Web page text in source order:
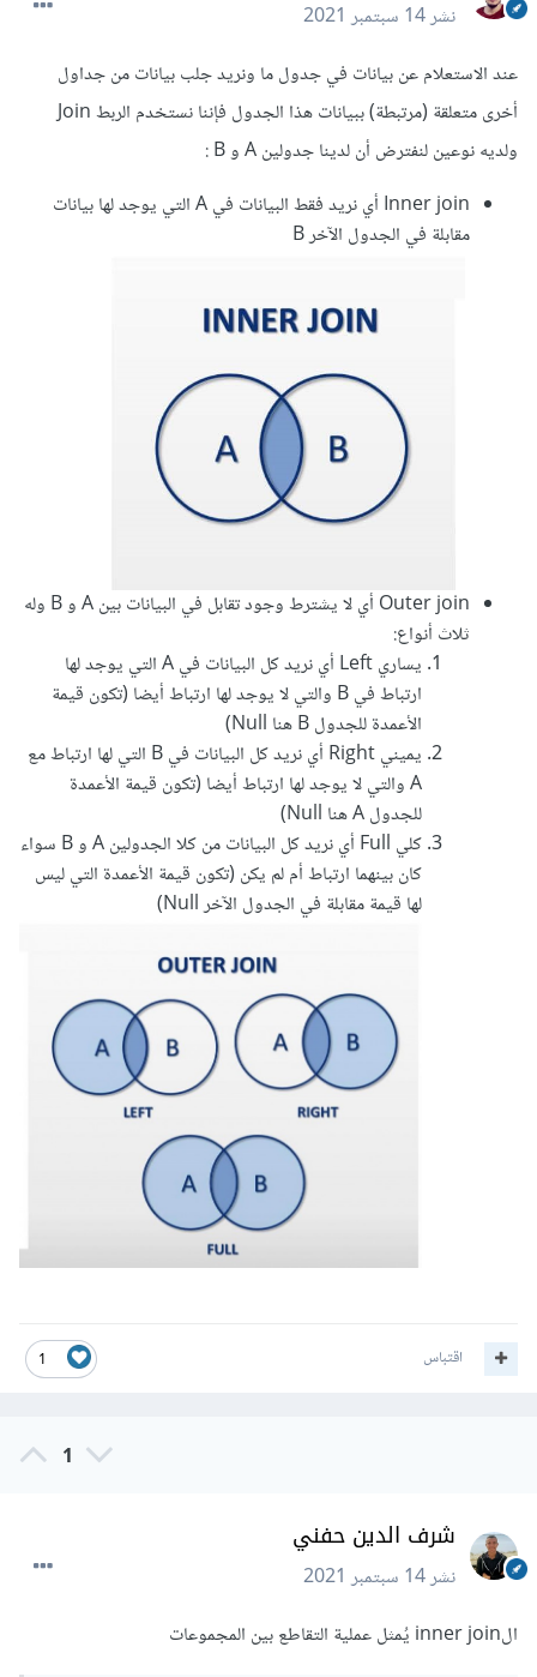
نشر14 سبتمبر 2021
عند الاستعلام عن بيانات في جدول ما ونريد جلب بيانات من جداول
أخرى متعلقة (مرتبطة) ببيانات هذا الجدول فإننا نستخدم الربط Join
ولديه نوعين لنفترض أن لدينا جدولين A و B :
Inner join أي نريد فقط البيانات في A التي يوجد لها بيانات
مقابلة في الجدول الآخر B
Outer join أي لا يشترط وجود تقابل في البيانات بين A و B وله
ثلاث أنواع:
يساري Left أي نريد كل البيانات في A التي يوجد لها
ارتباط في B والتي لا يوجد لها ارتباط أيضا (تكون قيمة
الأعمدة للجدول B هنا Null)
يميني Right أي نريد كل البيانات في B التي لها ارتباط مع
A والتي لا يوجد لها ارتباط أيضا (تكون قيمة الأعمدة
للجدول A هنا Null)
كلي Full أي نريد كل البيانات من كلا الجدولين A و B سواء
كان بينهما ارتباط أم لم يكن (تكون قيمة الأعمدة التي ليس
لها قيمة مقابلة في الجدول الآخر Null)
1 اقتباس
1
شرف الدين حفني
نشر14 سبتمبر 2021
الinner join يُمثل عملية التقاطع بين المجموعات